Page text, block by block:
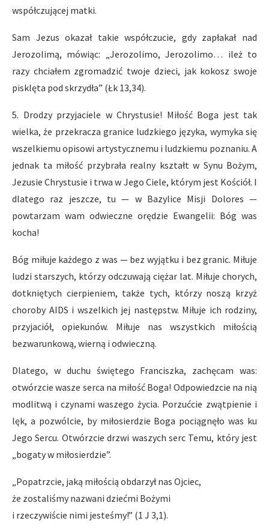
współczującej matki.
Sam Jezus okazał takie współczucie, gdy zapłakał nad
Jerozolimą, mówiąc: „Jerozolimo, Jerozolimo… ileż to
razy chciałem zgromadzić twoje dzieci, jak kokosz swoje
pisklęta pod skrzydła” (Łk 13,34).
5. Drodzy przyjaciele w Chrystusie! Miłość Boga jest tak
wielka, że przekracza granice ludzkiego języka, wymyka się
wszelkiemu opisowi artystycznemu i ludzkiemu poznaniu. A
jednak ta miłość przybrała realny kształt w Synu Bożym,
Jezusie Chrystusie i trwa w Jego Ciele, którym jest Kościół. I
dlatego raz jeszcze, tu — w Bazylice Misji Dolores —
powtarzam wam odwieczne orędzie Ewangelii: Bóg was
kocha!
Bóg miłuje każdego z was — bez wyjątku i bez granic. Miłuje
ludzi starszych, którzy odczuwają ciężar lat. Miłuje chorych,
dotkniętych cierpieniem, także tych, którzy noszą krzyż
choroby AIDS i wszelkich jej następstw. Miłuje ich rodziny,
przyjaciół, opiekunów. Miłuje nas wszystkich miłością
bezwarunkową, wierną i odwieczną.
Dlatego, w duchu świętego Franciszka, zachęcam was:
otwórzcie wasze serca na miłość Boga! Odpowiedzcie na nią
modlitwą i czynami waszego życia. Porzućcie zwątpienie i
lęk, a pozwólcie, by miłosierdzie Boga pociągnęło was ku
Jego Sercu. Otwórzcie drzwi waszych serc Temu, który jest
„bogaty w miłosierdzie”.
„Popatrzcie, jaką miłością obdarzył nas Ojciec,
że zostaliśmy nazwani dziećmi Bożymi
i rzeczywiście nimi jesteśmy!” (1 J 3,1).